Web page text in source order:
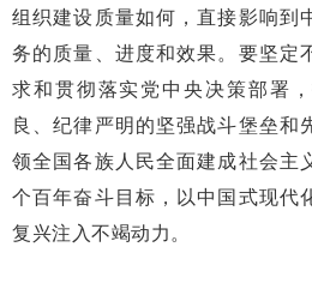
组织建设质量如何，直接影响到
务的质量、进度和效果。要坚定
求和贯彻落实党中央决策部署
良、纪律严明的坚强战斗堡垒和
领全国各族人民全面建成社会主
个百年奋斗目标，以中国式现代
复兴注入不竭动力。